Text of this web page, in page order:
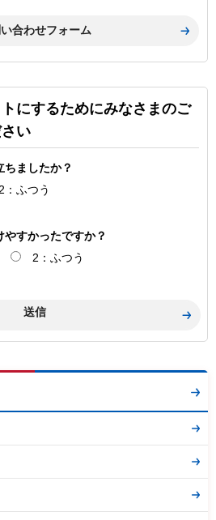
にするためにみなさまのご
い
ちましたか？
：ふつう
すかったですか？
2：ふつう